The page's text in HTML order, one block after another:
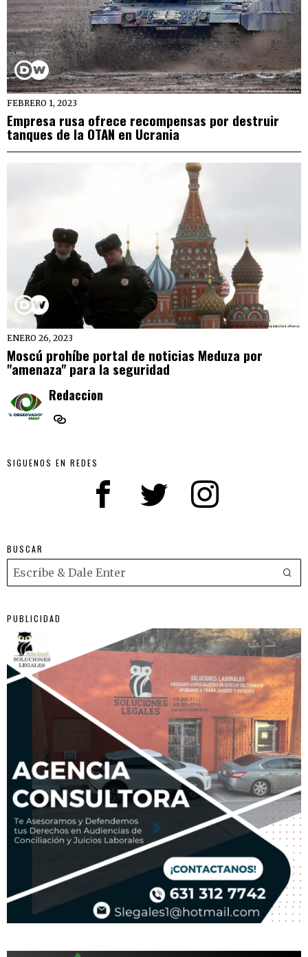
FEBRERO 1, 2023
Empresa rusa ofrece recompensas por destruir
tanques de la OTAN en Ucrania
ENERO 26, 2023
Moscú prohíbe portal de noticias Meduza por
"amenaza" para la seguridad
Redaccion
SIGUENOS EN REDES
BUSCAR
PUBLICIDAD